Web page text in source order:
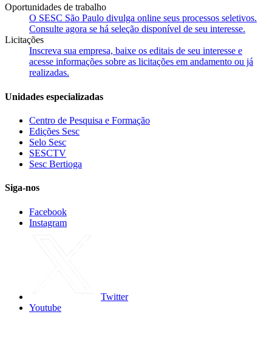
Oportunidades de trabalho
O SESC São Paulo divulga online seus processos seletivos.
Consulte agora se há seleção disponível de seu interesse.
Licitações
Inscreva sua empresa, baixe os editais de seu interesse e
acesse informações sobre as licitações em andamento ou já
realizadas.
Unidades especializadas
Centro de Pesquisa e Formação
Edições Sesc
Selo Sesc
SESCTV
Sesc Bertioga
Siga-nos
Facebook
Instagram
Twitter
Youtube